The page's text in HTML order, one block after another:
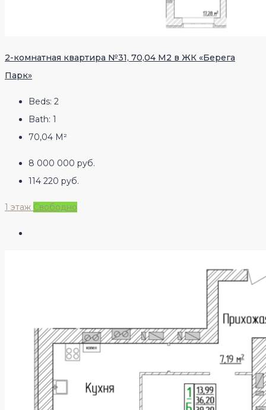
2-комнатная квартира №31, 70,04 М2 в ЖК «Берега
Парк»
Beds: 2
Bath: 1
70,04 М²
8 000 000 руб.
114 220 руб.
1 этаж Свободно